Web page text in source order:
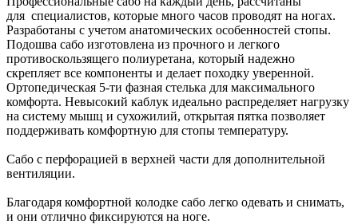
для специалистов, которые много часов проводят на ногах.
Разработаны с учетом анатомических особенностей стопы.
Подошва сабо изготовлена из прочного и легкого
противоскользящего полиуретана, который надежно
скрепляет все компоненты и делает походку уверенной.
Ортопедическая 5-ти фазная стелька для максимального
комфорта. Невысокий каблук идеально распределяет нагрузку
на систему мышц и сухожилий, открытая пятка позволяет
поддерживать комфортную для стопы температуру.
Сабо с перфорацией в верхней части для дополнительной
вентиляции.
Благодаря комфортной колодке сабо легко одевать и снимать,
и они отлично фиксируются на ноге.